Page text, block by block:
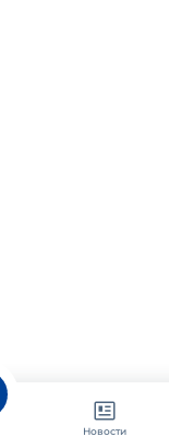
Новости